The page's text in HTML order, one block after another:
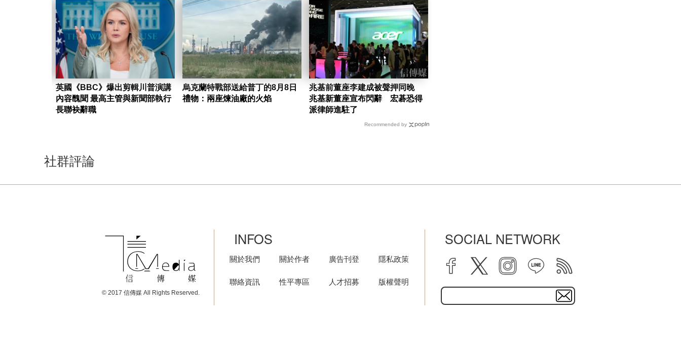
英國《BBC》爆出剪輯川普演講
內容醜聞 最高主管與新聞部執行
長聯袂辭職
烏克蘭特戰部送給普丁的8月8日
禮物：兩座煉油廠的火焰
兆基前董座李建成被聲押同晚
兆基新董座宣布閃辭 宏碁恐得
派律師進駐了
Recommended by
社群評論
© 2017 信傳媒 All Rights Reserved.
INFOS
關於我們
聯絡資訊
關於作者
性平專區
廣告刊登
人才招募
隱私政策
版權聲明
SOCIAL NETWORK
facebook twitter instagram